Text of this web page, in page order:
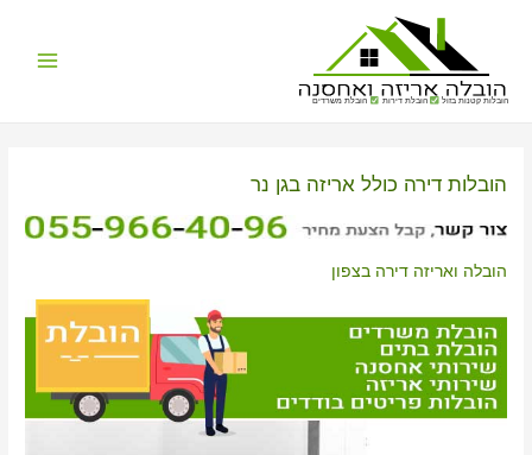
הובלות קטנות בזול הובלת דירות הובלת משרדים
הובלות דירה כולל אריזה בגן נר
הובלה ואריזה דירה בצפון